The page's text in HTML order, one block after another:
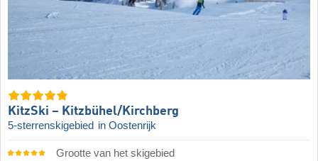
KitzSki – Kitzbühel/​Kirchberg
5-sterrenskigebied in Oostenrijk
Grootte van het skigebied